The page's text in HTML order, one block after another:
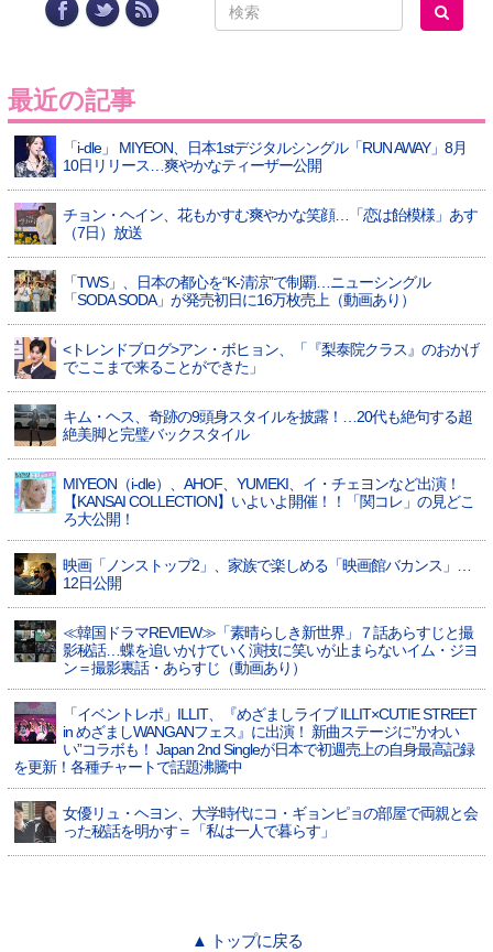
最近の記事
「i-dle」 MIYEON、日本1stデジタルシングル「RUN AWAY」8月
10日リリース…爽やかなティーザー公開
チョン・ヘイン、花もかすむ爽やかな笑顔…「恋は飴模様」あす
（7日）放送
「TWS」、日本の都心を“K-清涼”で制覇…ニューシングル
「SODA SODA」が発売初日に16万枚売上（動画あり）
<トレンドブログ>アン・ボヒョン、「『梨泰院クラス』のおかげ
でここまで来ることができた」
キム・ヘス、奇跡の9頭身スタイルを披露！…20代も絶句する超
絶美脚と完璧バックスタイル
MIYEON（i-dle）、​AHOF​、YUMEKI、イ・チェヨンなど出演！
【KANSAI COLLECTION】いよいよ開催！！「関コレ」の見どこ
ろ大公開！
映画「ノンストップ2」、家族で楽しめる「映画館バカンス」…
12日公開
≪韓国ドラマREVIEW≫「素晴らしき新世界」７話あらすじと撮
影秘話…蝶を追いかけていく演技に笑いが止まらないイム・ジヨ
ン＝撮影裏話・あらすじ（動画あり）
「イベントレポ」ILLIT、『めざましライブ ILLIT×CUTIE STREET
in めざましWANGANフェス』に出演！ 新曲ステージに”かわい
い”コラボも！ Japan 2nd Singleが日本で初週売上の自身最高記録
を更新！各種チャートで話題沸騰中
女優リュ・ヘヨン、大学時代にコ・ギョンピョの部屋で両親と会
った秘話を明かす＝「私は一人で暮らす」
▲ トップに戻る